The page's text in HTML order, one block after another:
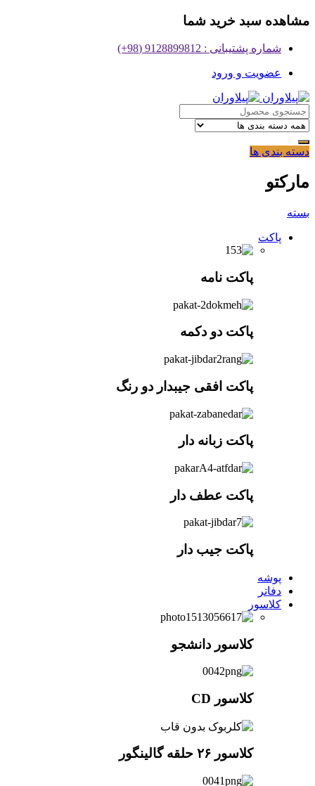
مشاهده سبد خرید شما
شماره پشتیبانی : 9128899812 (98+)
عضویت و ورود
دسته بندی ها
مارکتو
بسته
پاکت
پاکت نامه
پاکت دو دکمه
پاکت افقی جیبدار دو رنگ
پاکت زبانه دار
پاکت عطف دار
پاکت جیب دار
پوشه
دفاتر
کلاسور
کلاسور دانشجو
کلاسور CD
کلاسور ۲۶ حلقه گالینگور